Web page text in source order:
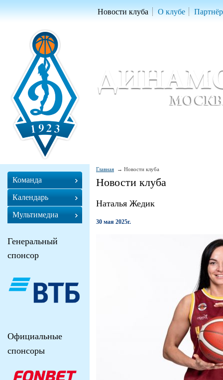
Новости клуба О клубе
Главная Новости клуба
Новости клуба
Наталья Жедик
30 мая 2025г.
Команда
Календарь
Мультимедиа
Генеральный
спонсор
Официальные
спонсоры